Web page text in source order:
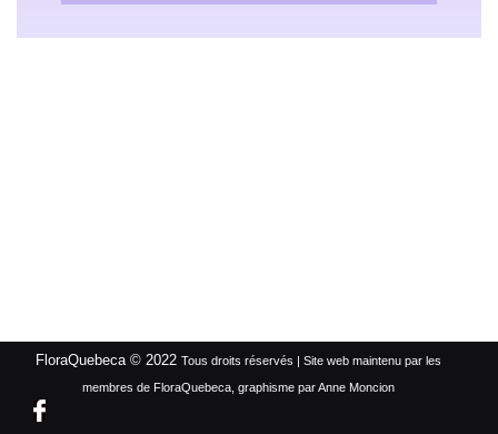
FloraQuebeca © 2022 Tous droits réservés | Site web maintenu par les
membres de FloraQuebeca, graphisme par Anne Moncion